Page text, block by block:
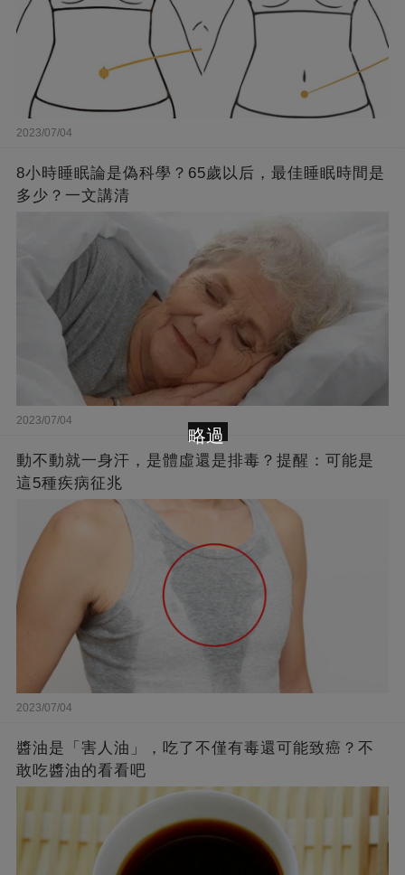
2023/07/04
8小時睡眠論是偽科學？65歲以后，最佳睡眠時間是
多少？一文講清
2023/07/04
動不動就一身汗，是體虛還是排毒？提醒：可能是
這5種疾病征兆
2023/07/04
醬油是「害人油」，吃了不僅有毒還可能致癌？不
敢吃醬油的看看吧
略過